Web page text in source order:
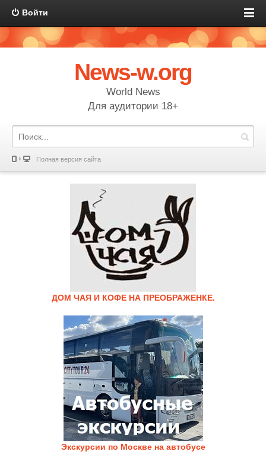
Войти
News-w.org
World News
Для аудитории 18+
Полная версия сайта
ДОМ ЧАЯ И КОФЕ НА ПРЕОБРАЖЕНКЕ.
Экскурсии по Москве на автобусе